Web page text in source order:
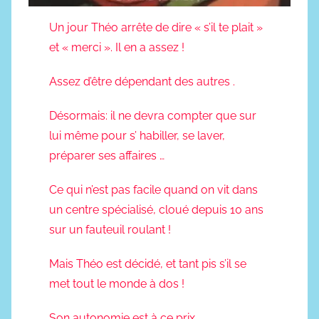
Un jour Théo arrête de dire « s’il te plait »
et « merci ». Il en a assez !
Assez d’être dépendant des autres .
Désormais: il ne devra compter que sur
lui même pour s’ habiller, se laver,
préparer ses affaires …
Ce qui n’est pas facile quand on vit dans
un centre spécialisé, cloué depuis 10 ans
sur un fauteuil roulant !
Mais Théo est décidé, et tant pis s’il se
met tout le monde à dos !